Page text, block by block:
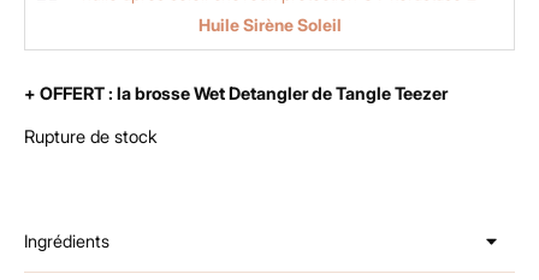
Huile Sirène Soleil
+ OFFERT : la brosse Wet Detangler de Tangle Teezer
Rupture de stock
Ingrédients